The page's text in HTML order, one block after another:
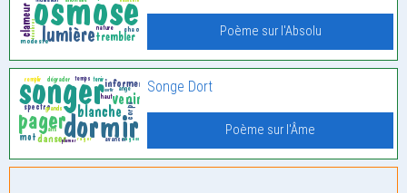
Poème sur l'Absolu
Songe Dort
Poème sur l'Âme